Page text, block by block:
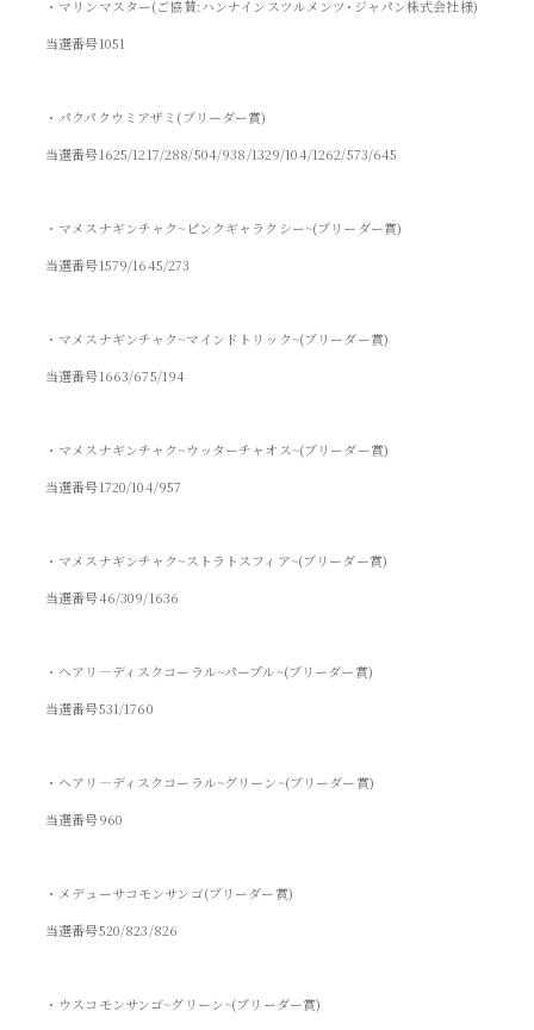
・マリンマスター(ご協賛:ハンナインスツルメンツ･ジャパン株式会社様)
当選番号1051
・パクパクウミアザミ(ブリーダー賞)
当選番号1625/1217/288/504/938/1329/104/1262/573/645
・マメスナギンチャク~ピンクギャラクシー~(ブリーダー賞)
当選番号1579/1645/273
・マメスナギンチャク~マインドトリック~(ブリーダー賞)
当選番号1663/675/194
・マメスナギンチャク~ウッターチャオス~(ブリーダー賞)
当選番号1720/104/957
・マメスナギンチャク~ストラトスフィア~(ブリーダー賞)
当選番号46/309/1636
・ヘアリ―ディスクコーラル~パープル~(ブリーダー賞)
当選番号531/1760
・ヘアリ―ディスクコーラル~グリーン~(ブリーダー賞)
当選番号960
・メデューサコモンサンゴ(ブリーダー賞)
当選番号520/823/826
・ウスコモンサンゴ~グリーン~(ブリーダー賞)